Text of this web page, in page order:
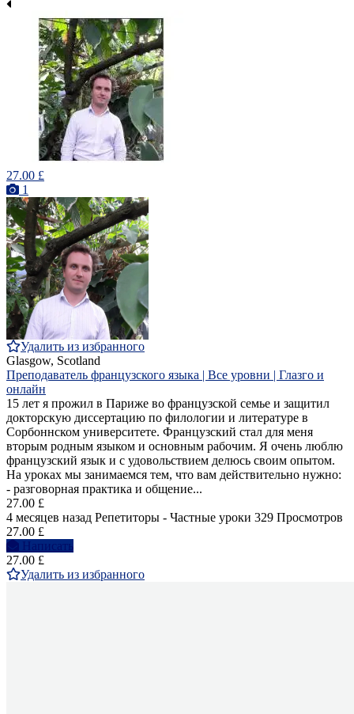
27.00 £
1
Удалить из избранного
Glasgow, Scotland
Преподаватель французского языка | Все уровни | Глазго и
онлайн
15 лет я прожил в Париже во французской семье и защитил
докторскую диссертацию по филологии и литературе в
Сорбоннском университете. Французский стал для меня
вторым родным языком и основным рабочим. Я очень люблю
французский язык и с удовольствием делюсь своим опытом.
На уроках мы занимаемся тем, что вам действительно нужно:
- разговорная практика и общение...
27.00 £
4 месяцев назад Репетиторы - Частные уроки 329 Просмотров
27.00 £
Написать
27.00 £
Удалить из избранного